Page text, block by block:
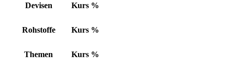
Devisen Kurs %
Rohstoffe Kurs %
Themen Kurs %